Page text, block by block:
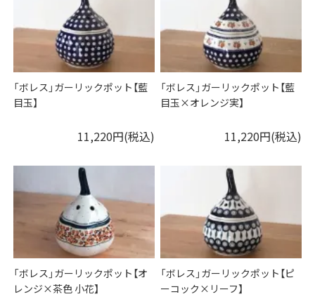
「ボレス」ガーリックポット【藍
目玉】
11,220円(税込)
「ボレス」ガーリックポット【藍
目玉×オレンジ実】
11,220円(税込)
「ボレス」ガーリックポット【オ
レンジ×茶色 小花】
「ボレス」ガーリックポット【ピ
ーコック×リーフ】